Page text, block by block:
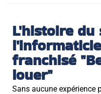
L'histoire du
franchisé
louer"
Sans aucune expérience